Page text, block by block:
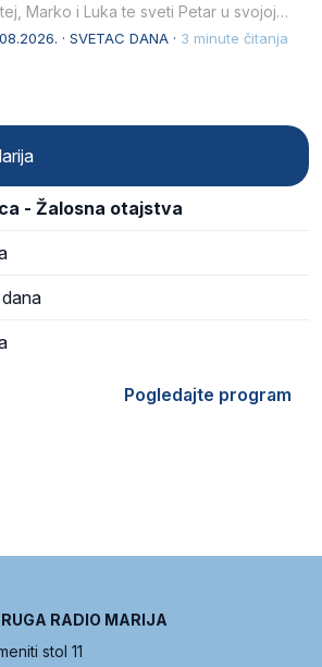
Marko i Luka te sveti Petar u svojoj
· SVETAC DANA · 3 minute čitanja
- Žalosna otajstva
Pogledajte program
RADIO MARIJA
stol 11